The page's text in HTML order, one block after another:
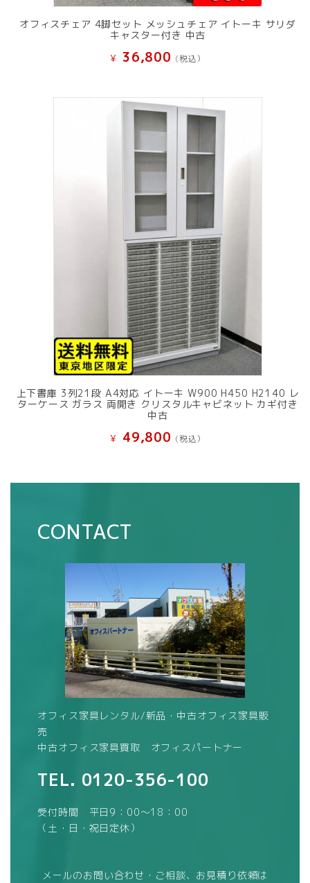
オフィスチェア 4脚セット メッシュチェア イトーキ サリダ
キャスター付き 中古
¥ 36,800 (税込）
上下書庫 3列21段 A4対応 イトーキ W900 H450 H2140 レ
ターケース ガラス 両開き クリスタルキャビネット カギ付き
中古
¥ 49,800 (税込）
CONTACT
オフィス家具レンタル/新品・中古オフィス家具販
売
中古オフィス家具買取 オフィスパートナー
TEL. 0120-356-100
受付時間 平日9：00～18：00
（土・日・祝日定休）
メールのお問い合わせ・ご相談、お見積り依頼は